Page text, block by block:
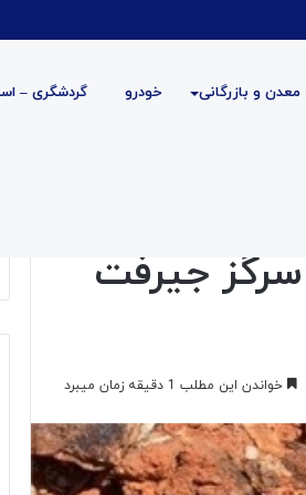
و بازرگانی خودرو گردشگری –
جیرفت
خواندن این مطلب 1 دقیقه زمان میبرد